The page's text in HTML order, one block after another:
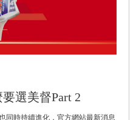
選美督Part 2
同時持續進化，官方網站最新消息